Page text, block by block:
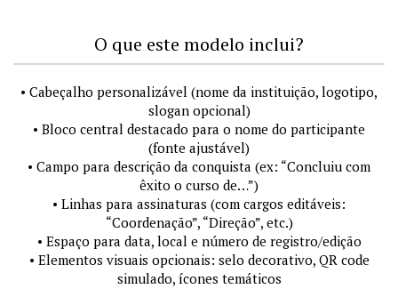
O que este modelo inclui?
• Cabeçalho personalizável (nome da instituição, logotipo,
slogan opcional)
• Bloco central destacado para o nome do participante
(fonte ajustável)
• Campo para descrição da conquista (ex: “Concluiu com
êxito o curso de…”)
• Linhas para assinaturas (com cargos editáveis:
“Coordenação”, “Direção”, etc.)
• Espaço para data, local e número de registro/edição
• Elementos visuais opcionais: selo decorativo, QR code
simulado, ícones temáticos